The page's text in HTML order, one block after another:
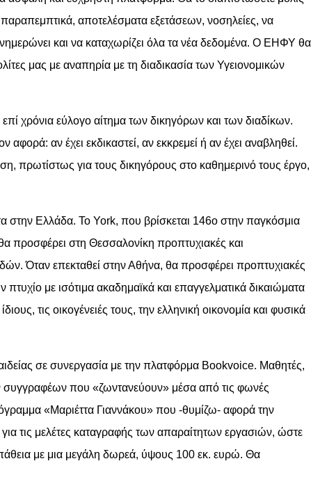
αποτελέσματα εξετάσεων, νοσηλείες, να
και να καταχωρίζει όλα τα νέα δεδομένα. Ο ΕΗΦΥ θα
μας με αναπηρία με τη διαδικασία των Υγειονομικών
χρόνια εύλογο αίτημα των δικηγόρων και των διαδίκων.
αν έχει εκδικαστεί, αν εκκρεμεί ή αν έχει αναβληθεί.
πρωτίστως για τους δικηγόρους στο καθημερινό τους έργο,
στην Ελλάδα. Το York, που βρίσκεται 146ο στην παγκόσμια
προσφέρει στη Θεσσαλονίκη προπτυχιακές και
Όταν επεκταθεί στην Αθήνα, θα προσφέρει προπτυχιακές
με ισότιμα ακαδημαϊκά και επαγγελματικά δικαιώματα
τις οικογένειές τους, την ελληνική οικονομία και φυσικά
σε συνεργασία με την πλατφόρμα Bookvoice. Μαθητές,
συγγραφέων που «ζωντανεύουν» μέσα από τις φωνές
«Μαριέττα Γιαννάκου» που -θυμίζω- αφορά την
τις μελέτες καταγραφής των απαραίτητων εργασιών, ώστε
με μια μεγάλη δωρεά, ύψους 100 εκ. ευρώ. Θα